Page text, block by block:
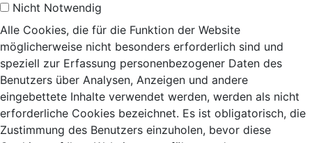
Nicht Notwendig
Alle Cookies, die für die Funktion der Website
möglicherweise nicht besonders erforderlich sind und
speziell zur Erfassung personenbezogener Daten des
Benutzers über Analysen, Anzeigen und andere
eingebettete Inhalte verwendet werden, werden als nicht
erforderliche Cookies bezeichnet. Es ist obligatorisch, die
Zustimmung des Benutzers einzuholen, bevor diese